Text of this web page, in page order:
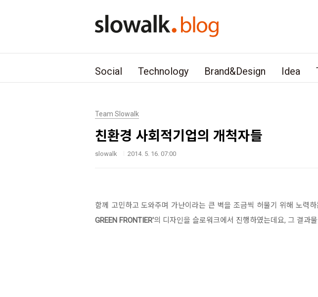
Social Technology Brand&Design Idea
Team Slowalk
친환경 사회적기업의 개척자들
slowalk 2014. 5. 16. 07:00
함께 고민하고 도와주며 가난이라는 큰 벽을 조금씩 허물기 위해 노력
GREEN FRONTIER'의 디자인을 슬로워크에서 진행하였는데요, 그 결과